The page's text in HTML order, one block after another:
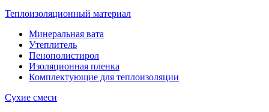
Теплоизоляционный материал
Минеральная вата
Утеплитель
Пенополистирол
Изоляционная пленка
Комплектующие для теплоизоляции
Сухие смеси